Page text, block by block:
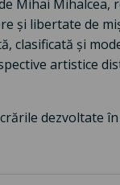
Mihai Mihalcea,
și libertate de
clasificată și
artistice
dezvoltate